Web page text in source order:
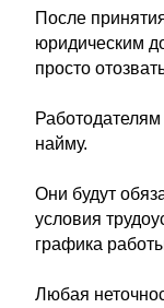
После
юридическим
просто
найму.
Они будут
условия
графика
Любая